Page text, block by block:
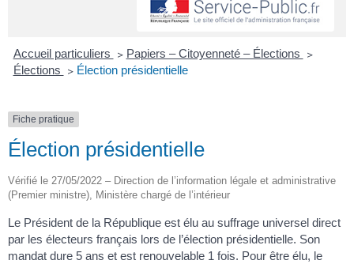
Accueil particuliers > Papiers – Citoyenneté – Élections >
Élections > Élection présidentielle
Fiche pratique
Élection présidentielle
Vérifié le 27/05/2022 – Direction de l’information légale et administrative
(Premier ministre), Ministère chargé de l’intérieur
Le Président de la République est élu au suffrage universel direct
par les électeurs français lors de l’élection présidentielle. Son
mandat dure 5 ans et est renouvelable 1 fois. Pour être élu, le